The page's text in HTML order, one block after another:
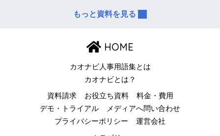
もっと資料を見る
HOME
カオナビ人事用語集とは
カオナビとは？
資料請求 お役立ち資料
料金・費用
デモ・トライアル
メディアへ問い合わせ
プライバシーポリシー
運営会社